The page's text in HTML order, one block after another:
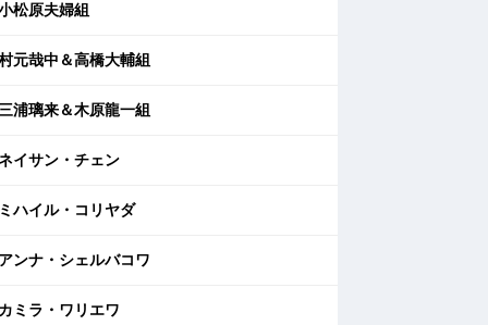
松原夫婦組
元哉中＆高橋大輔組
浦璃来＆木原龍一組
イサン・チェン
ハイル・コリヤダ
ンナ・シェルバコワ
ミラ・ワリエワ